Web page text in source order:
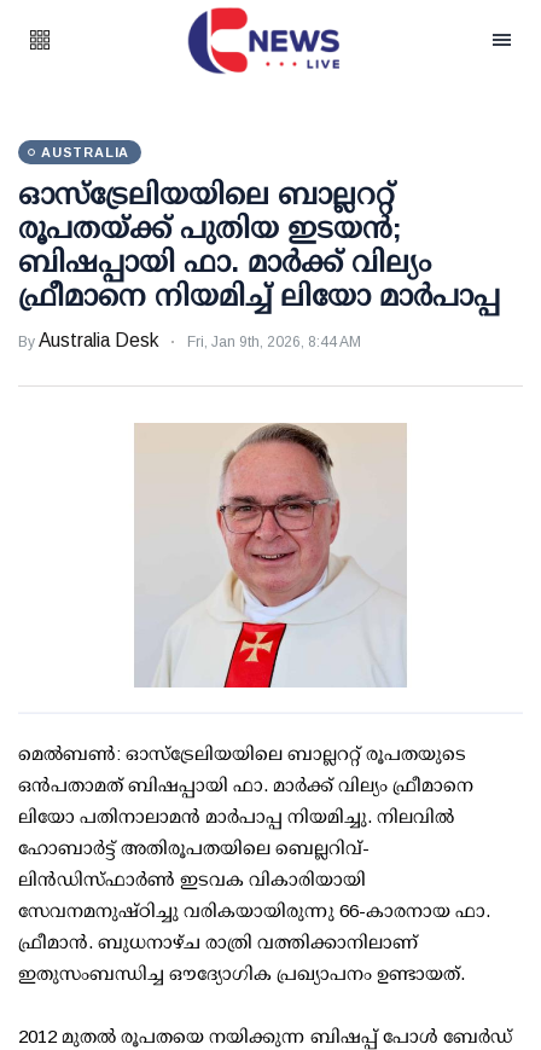
AUSTRALIA
ഓസ്‌ട്രേലിയയിലെ ബാല്ലററ്റ്
രൂപതയ്ക്ക് പുതിയ ഇടയൻ;
ബിഷപ്പായി ഫാ. മാർക്ക് വില്യം
ഫ്രീമാനെ നിയമിച്ച് ലിയോ മാർപാപ്പ
By Australia Desk Fri, Jan 9th, 2026, 8:44 AM
മെൽബൺ: ഓസ്‌ട്രേലിയയിലെ ബാല്ലററ്റ് രൂപതയുടെ
ഒൻപതാമത് ബിഷപ്പായി ഫാ. മാർക്ക് വില്യം ഫ്രീമാനെ
ലിയോ പതിനാലാമൻ മാർപാപ്പ നിയമിച്ചു. നിലവിൽ
ഹോബാർട്ട് അതിരൂപതയിലെ ബെല്ലറിവ്-
ലിൻഡിസ്ഫാർൺ ഇടവക വികാരിയായി
സേവനമനുഷ്ഠിച്ചു വരികയായിരുന്നു 66-കാരനായ ഫാ.
ഫ്രീമാൻ. ബുധനാഴ്ച രാത്രി വത്തിക്കാനിലാണ്
ഇതുസംബന്ധിച്ച ഔദ്യോഗിക പ്രഖ്യാപനം ഉണ്ടായത്.
2012 മുതൽ രൂപതയെ നയിക്കുന്ന ബിഷപ്പ് പോൾ ബേർഡ്